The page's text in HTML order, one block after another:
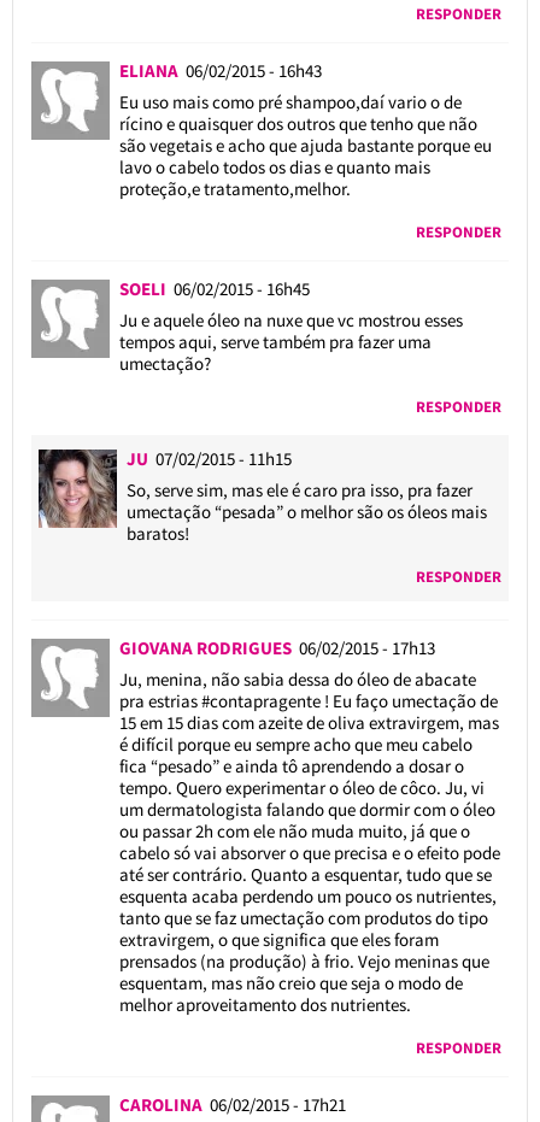
RESPONDER
ELIANA 06/02/2015 - 16h43
Eu uso mais como pré shampoo,daí vario o de
rícino e quaisquer dos outros que tenho que não
são vegetais e acho que ajuda bastante porque eu
lavo o cabelo todos os dias e quanto mais
proteção,e tratamento,melhor.
RESPONDER
SOELI 06/02/2015 - 16h45
Ju e aquele óleo na nuxe que vc mostrou esses
tempos aqui, serve também pra fazer uma
umectação?
RESPONDER
JU 07/02/2015 - 11h15
So, serve sim, mas ele é caro pra isso, pra fazer
umectação “pesada” o melhor são os óleos mais
baratos!
RESPONDER
GIOVANA RODRIGUES 06/02/2015 - 17h13
Ju, menina, não sabia dessa do óleo de abacate
pra estrias #contapragente ! Eu faço umectação de
15 em 15 dias com azeite de oliva extravirgem, mas
é difícil porque eu sempre acho que meu cabelo
fica “pesado” e ainda tô aprendendo a dosar o
tempo. Quero experimentar o óleo de côco. Ju, vi
um dermatologista falando que dormir com o óleo
ou passar 2h com ele não muda muito, já que o
cabelo só vai absorver o que precisa e o efeito pode
até ser contrário. Quanto a esquentar, tudo que se
esquenta acaba perdendo um pouco os nutrientes,
tanto que se faz umectação com produtos do tipo
extravirgem, o que significa que eles foram
prensados (na produção) à frio. Vejo meninas que
esquentam, mas não creio que seja o modo de
melhor aproveitamento dos nutrientes.
RESPONDER
CAROLINA 06/02/2015 - 17h21